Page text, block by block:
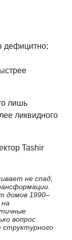
дефицитно;
лишь
ликвидного
Tashir
не спад,
домов 1990–
вопрос
структурного